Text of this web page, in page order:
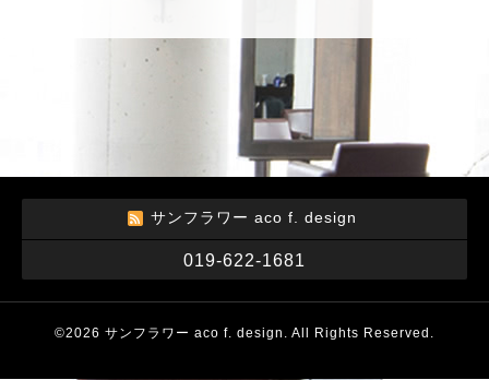
サンフラワー aco f. design
019-622-1681
©2026 サンフラワー aco f. design . All Rights Reserved.